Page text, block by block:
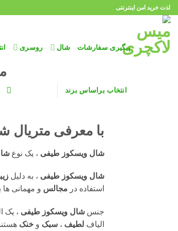
Skip
content
لذت خرید امن اینترنتی
پیگیری سفارشات شال روسری
انتخاب براساس برند
با معرفی متریال
شال ویسکوز طیفی ، یک نوع
شال ویسکوز طیفی ، به دلیل
استفاده در مجالس و مهمانی
جنس شال ویسکوز طیفی ، یک
الیاف لطیف ، سبک و خنک